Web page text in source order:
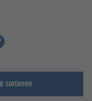
Sortieren